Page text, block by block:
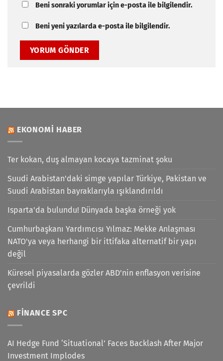
Beni sonraki yorumlar için e-posta ile bilgilendir.
Beni yeni yazılarda e-posta ile bilgilendir.
EKONOMI HABER
Ter kokan, duş almayan kocaya tazminat şoku
Suudi Arabistan'daki simge yapılar Türkiye, Pakistan ve
Suudi Arabistan bayraklarıyla ışıklandırıldı
Isparta'da bulundu! Dünyada başka örneği yok
Cumhurbaşkanı Yardımcısı Yılmaz: Mekke Anlaşması
NATO'ya veya herhangi bir ittifaka alternatif bir yapı
değil
Küresel piyasalarda gözler ABD'nin enflasyon verisine
çevrildi
FINANCE SPC
AI Hedge Fund ‘Situational’ Faces Backlash After Major
Investment Implodes